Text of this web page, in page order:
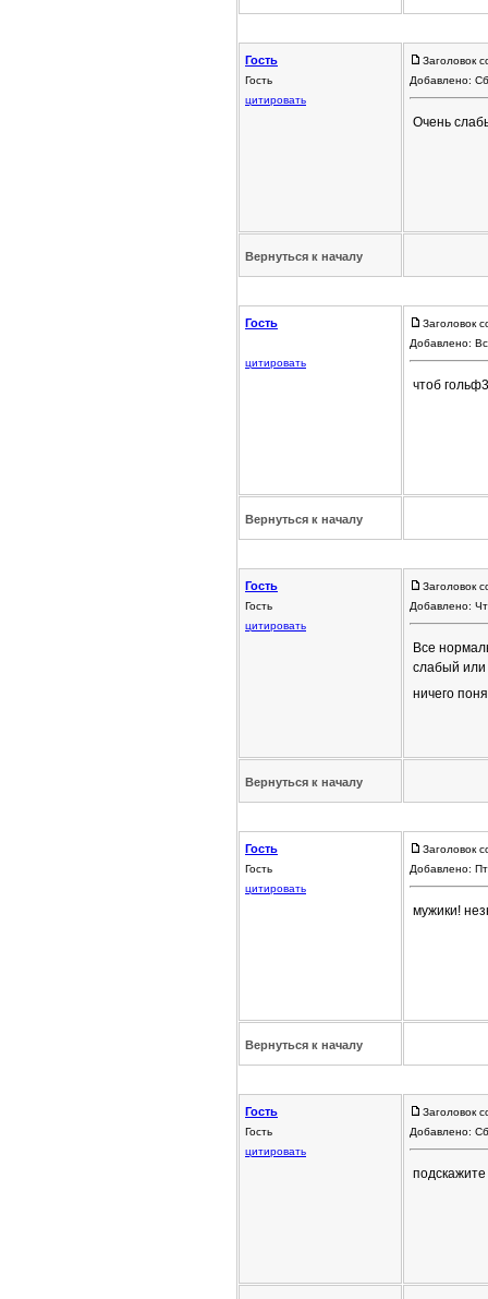
Гость
Гость
цитировать
Заголовок
Добавлено:
Очень
Вернуться к началу
Гость
цитировать
Заголовок
Добавлено:
чтоб
Вернуться к началу
Гость
Гость
цитировать
Заголовок
Добавлено:
Все
слабый или
ничего
Вернуться к началу
Гость
Гость
цитировать
Заголовок
Добавлено:
мужики!
Вернуться к началу
Гость
Гость
цитировать
Заголовок
Добавлено: